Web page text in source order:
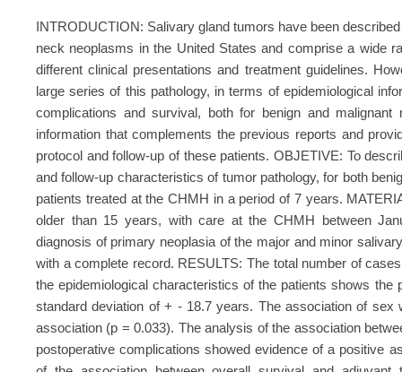
INTRODUCTION: Salivary gland tumors have been
neck neoplasms in the United States and comprise a wide
different clinical presentations and treatment guidelines.
large series of this pathology, in terms of epidemiological
complications and survival, both for benign and
information that complements the previous reports and
protocol and follow-up of these patients. OBJETIVE: To
and follow-up characteristics of tumor pathology, for both
patients treated at the CHMH in a period of 7 years.
older than 15 years, with care at the CHMH between
diagnosis of primary neoplasia of the major and minor
with a complete record. RESULTS: The total number of
the epidemiological characteristics of the patients shows the
standard deviation of + - 18.7 years. The association of sex
association (p = 0.033). The analysis of the association
postoperative complications showed evidence of a positive